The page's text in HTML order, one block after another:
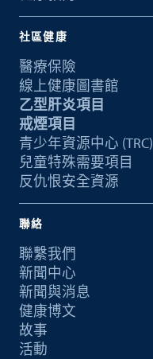
社區健康
醫療保險
線上健康圖書館
乙型肝炎項目
戒煙項目
青少年資源中心 (TRC)
兒童特殊需要項目
反仇恨安全資源
聯絡
聯繫我們
新聞中心
新聞與消息
健康博文
故事
活動